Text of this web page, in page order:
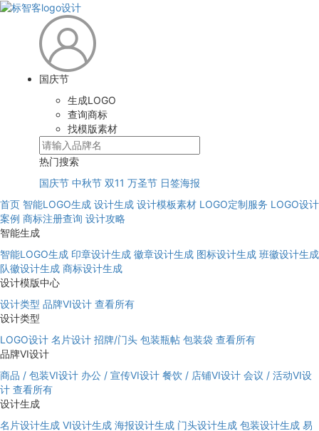
国庆节
生成LOGO
查询商标
找模版素材
热门搜索
国庆节 中秋节 双11 万圣节 日签海报
首页 智能LOGO生成 设计生成 设计模板素材 LOGO定制服务 LOGO设计
案例 商标注册查询 设计攻略
智能生成
智能LOGO生成 印章设计生成 徽章设计生成 图标设计生成 班徽设计生成
队徽设计生成 商标设计生成
设计模版中心
设计类型 品牌VI设计 查看所有
设计类型
LOGO设计 名片设计 招牌/门头 包装瓶帖 包装袋 查看所有
品牌VI设计
商品 / 包装VI设计 办公 / 宣传VI设计 餐饮 / 店铺VI设计 会议 / 活动VI设
计 查看所有
设计生成
名片设计生成 VI设计生成 海报设计生成 门头设计生成 包装设计生成 易